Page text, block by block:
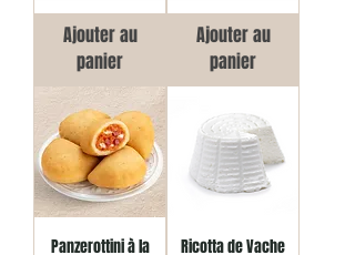
Ajouter au
panier
Ajouter au
panier
Panzerottini à la
Ricotta de Vache